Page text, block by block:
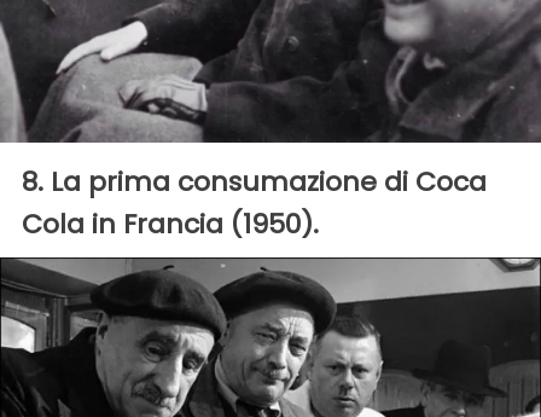
8. La prima consumazione di Coca
Cola in Francia (1950).